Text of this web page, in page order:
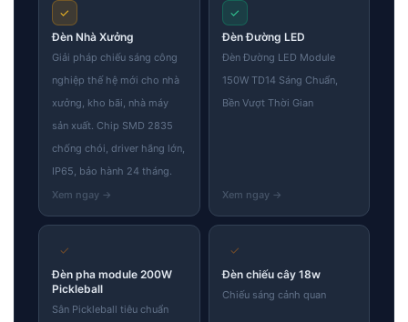
✓
Đèn Nhà Xưởng
Giải pháp chiếu sáng công
nghiệp thế hệ mới cho nhà
xưởng, kho bãi, nhà máy
sản xuất. Chip SMD 2835
chống chói, driver hãng lớn,
IP65, bảo hành 24 tháng.
✓
Đèn Đường LED
Đèn Đường LED Module
150W TD14 Sáng Chuẩn,
Bền Vượt Thời Gian
✓
Đèn pha module 200W
Pickleball
Sân Pickleball tiêu chuẩn
✓
Đèn chiếu cây 18w
Chiếu sáng cảnh quan